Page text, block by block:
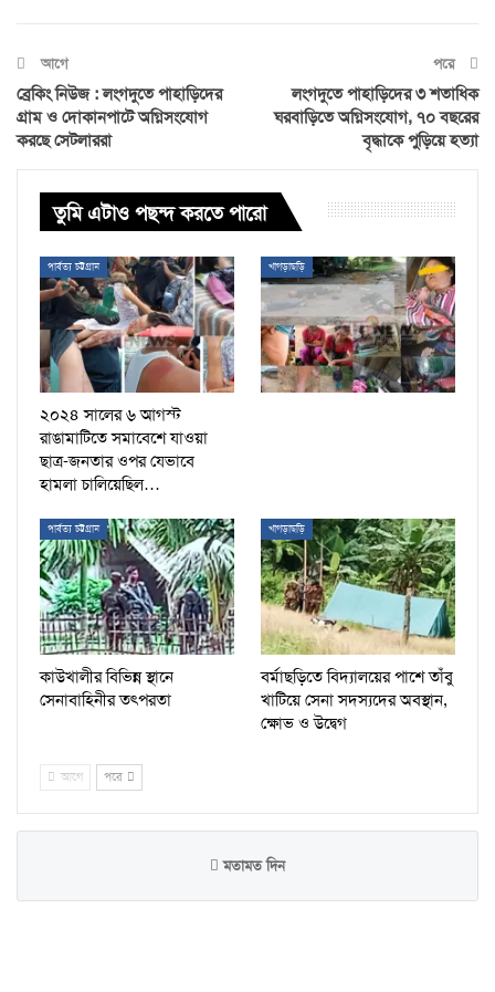
আগে
ব্রেকিং নিউজ : লংগদুতে পাহাড়িদের
গ্রাম ও দোকানপাটে অগ্নিসংযোগ
করছে সেটলাররা
পরে
লংগদুতে পাহাড়িদের ৩ শতাধিক
ঘরবাড়িতে অগ্নিসংযোগ, ৭০ বছরের
বৃদ্ধাকে পুড়িয়ে হত্যা
তুমি এটাও পছন্দ করতে পারো
পার্বত্য চট্টগ্রাম
২০২৪ সালের ৬ আগস্ট
রাঙামাটিতে সমাবেশে যাওয়া
ছাত্র-জনতার ওপর যেভাবে
হামলা চালিয়েছিল…
খাগড়াছড়ি
পার্বত্য চট্টগ্রাম
কাউখালীর বিভিন্ন স্থানে
সেনাবাহিনীর তৎপরতা
খাগড়াছড়ি
বর্মাছড়িতে বিদ্যালয়ের পাশে তাঁবু
খাটিয়ে সেনা সদস্যদের অবস্থান,
ক্ষোভ ও উদ্বেগ
আগে পরে
মতামত দিন